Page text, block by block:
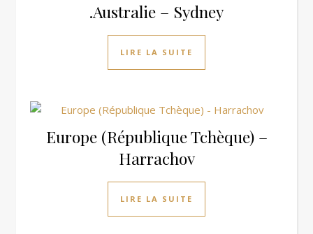
.Australie – Sydney
LIRE LA SUITE
Europe (République Tchèque) –
Harrachov
LIRE LA SUITE